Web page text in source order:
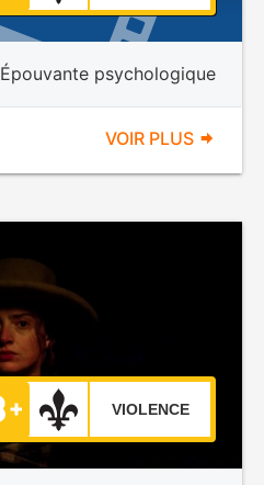
Épouvante psychologique
VOIR PLUS
VIOLENCE